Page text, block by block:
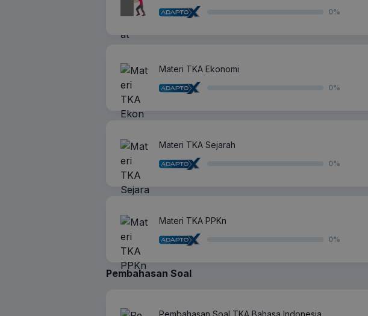
0%
Materi TKA Ekonomi
0%
Materi TKA Sejarah
0%
Materi TKA PPKn
0%
Pembahasan Soal
Pembahasan Soal TKA Bahasa Indonesia